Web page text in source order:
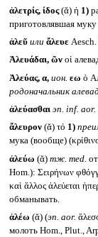
ἀλετρίς, ίδος(ᾰ) ἡ 1)
приготовлявшая
ἀλεῦ или ἄλευεAesch.
Ἀλευάδαι, ῶνοἱ
Ἀλεύας, α, ион. εω ὁ
родоначальник
ἀλεύασθαι эп. inf. aor.
ἄλευρον(ᾰ) τό 1)
мука (вообще)
ἀλεύω (ᾰ) тж. med.
Hom.): Σειρήνων
καὶ ἄλλος ἀλεύεται
обманывать.
ἀλέω (ᾰ) (эп. aor.
молоть Hom., Plut.,